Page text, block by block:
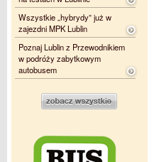
Wszystkie „hybrydy” już w
zajezdni MPK Lublin
Poznaj Lublin z Przewodnikiem
w podróży zabytkowym
autobusem